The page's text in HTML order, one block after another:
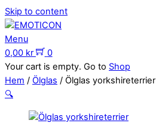
Skip to content
Menu
0,00 kr
0
Your cart is empty. Go to Shop
Hem / Ölglas / Ölglas yorkshireterrier
🔍